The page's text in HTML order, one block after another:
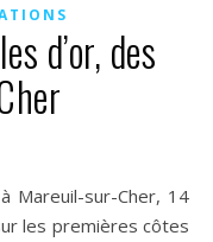
d’or, des
les premières côtes